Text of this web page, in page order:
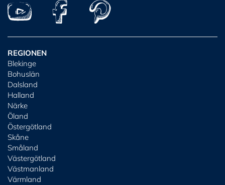
REGIONEN
Blekinge
Bohuslän
Dalsland
Halland
Närke
Öland
Östergötland
Skåne
Småland
Västergötland
Västmanland
Värmland